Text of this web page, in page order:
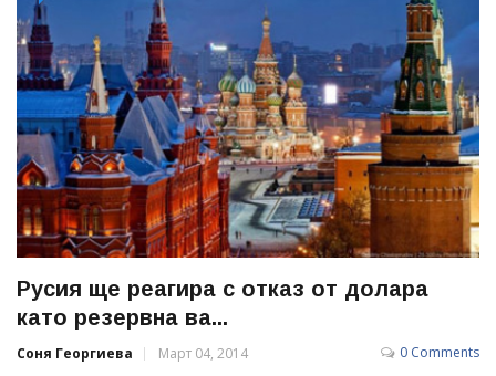
Русия ще реагира с отказ от долара
като резервна ва...
Соня Георгиева Март 04, 2014 0 Comments